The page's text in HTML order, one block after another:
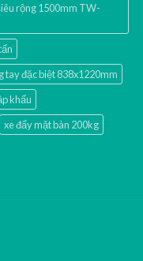
rộng 1500mm TW-
tay đặc biệt 838x1220mm
khấu
xe đẩy mặt bàn 200kg